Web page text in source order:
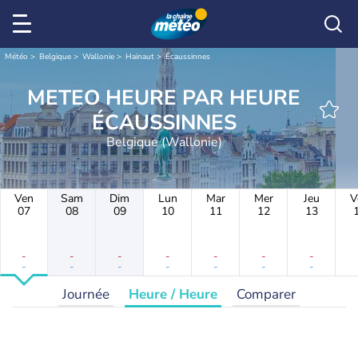
Météo Belgique Wallonie Hainaut Écaussinnes
METEO HEURE PAR HEURE
ÉCAUSSINNES
Belgique (Wallonie)
Ven
07
-
-
Sam
08
-
-
Dim
09
-
-
Lun
10
-
-
Mar
11
-
-
Mer
12
-
-
Jeu
13
-
-
Journée Heure / Heure Comparer